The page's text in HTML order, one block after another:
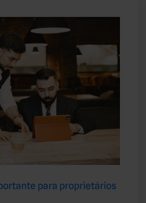
para proprietários